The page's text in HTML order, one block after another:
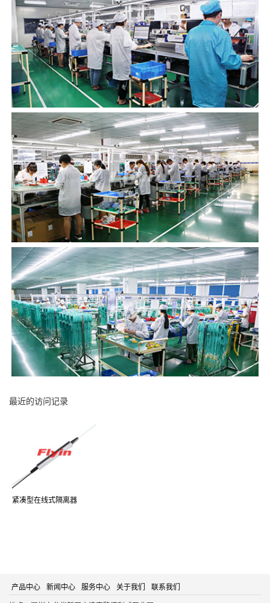
最近的访问记录
紧凑型在线式隔离器
产品中心 新闻中心 服务中心 关于我们 联系我们